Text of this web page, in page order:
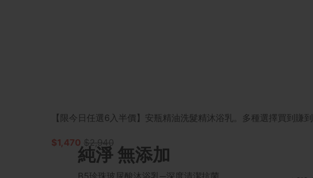
【限今日任選6入半價】安瓶精油洗髮精沐浴乳。多種選擇買到賺到
$1,470 $2,940
B5珍珠玻尿酸沐浴乳─深度清潔抗菌
純淨 無添加